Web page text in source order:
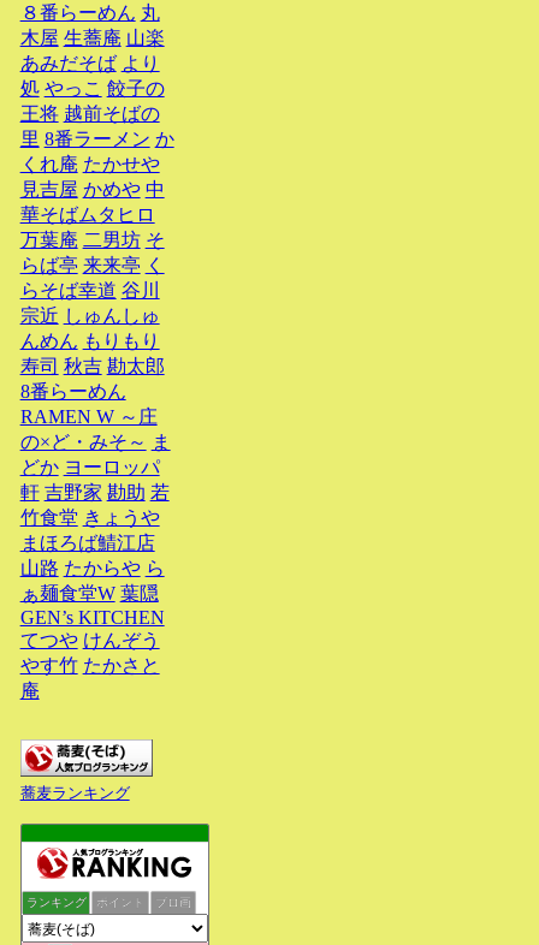
８番らーめん 丸
木屋 生蕎庵 山楽
あみだそば より
処 やっこ 餃子の
王将 越前そばの
里 8番ラーメン か
くれ庵 たかせや
見吉屋 かめや 中
華そばムタヒロ
万葉庵 二男坊 そ
らば亭 来来亭 く
らそば幸道 谷川
宗近 しゅんしゅ
んめん もりもり
寿司 秋吉 勘太郎
8番らーめん
RAMEN W ～庄
の×ど・みそ～ ま
どか ヨーロッパ
軒 吉野家 勘助 若
竹食堂 きょうや
まほろば鯖江店
山路 たからや ら
ぁ麺食堂W 葉隠
GEN’s KITCHEN
てつや けんぞう
やす竹 たかさと
庵
蕎麦ランキング
ランキング ポイント ブロ画